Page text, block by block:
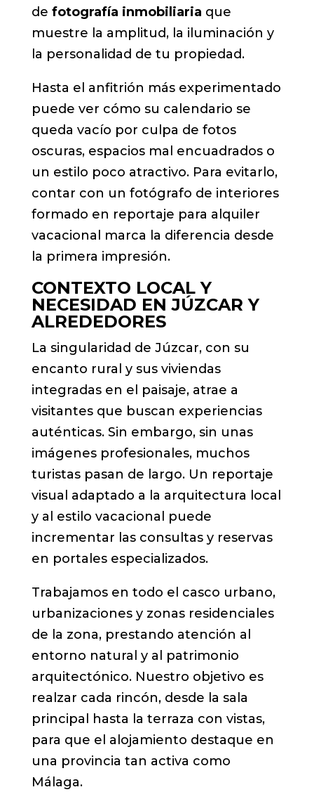
de fotografía inmobiliaria que
muestre la amplitud, la iluminación y
la personalidad de tu propiedad.
Hasta el anfitrión más experimentado
puede ver cómo su calendario se
queda vacío por culpa de fotos
oscuras, espacios mal encuadrados o
un estilo poco atractivo. Para evitarlo,
contar con un fotógrafo de interiores
formado en reportaje para alquiler
vacacional marca la diferencia desde
la primera impresión.
CONTEXTO LOCAL Y
NECESIDAD EN JÚZCAR Y
ALREDEDORES
La singularidad de Júzcar, con su
encanto rural y sus viviendas
integradas en el paisaje, atrae a
visitantes que buscan experiencias
auténticas. Sin embargo, sin unas
imágenes profesionales, muchos
turistas pasan de largo. Un reportaje
visual adaptado a la arquitectura local
y al estilo vacacional puede
incrementar las consultas y reservas
en portales especializados.
Trabajamos en todo el casco urbano,
urbanizaciones y zonas residenciales
de la zona, prestando atención al
entorno natural y al patrimonio
arquitectónico. Nuestro objetivo es
realzar cada rincón, desde la sala
principal hasta la terraza con vistas,
para que el alojamiento destaque en
una provincia tan activa como
Málaga.